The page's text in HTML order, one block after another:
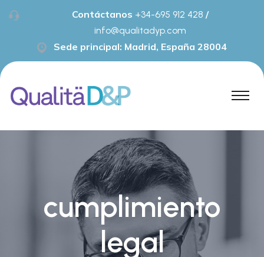
Contáctanos +34-695 912 428 /
info@qualitadyp.com
Sede principal: Madrid, España 28004
cumplimiento
legal